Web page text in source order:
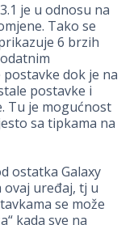
je u odnosu na
Tako se
6 brzih
dok je na
postavke i
Tu je mogućnost
sa tipkama na
ostatka Galaxy
ovaj uređaj, tj u
se može
kada sve na